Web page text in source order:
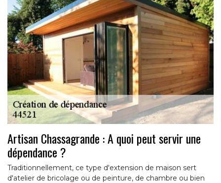
Artisan Chassagrande : A quoi peut servir une
dépendance ?
Traditionnellement, ce type d'extension de maison sert
d'atelier de bricolage ou de peinture, de chambre ou bien